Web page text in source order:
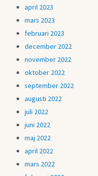
april 2023
mars 2023
februari 2023
december 2022
november 2022
oktober 2022
september 2022
augusti 2022
juli 2022
juni 2022
maj 2022
april 2022
mars 2022